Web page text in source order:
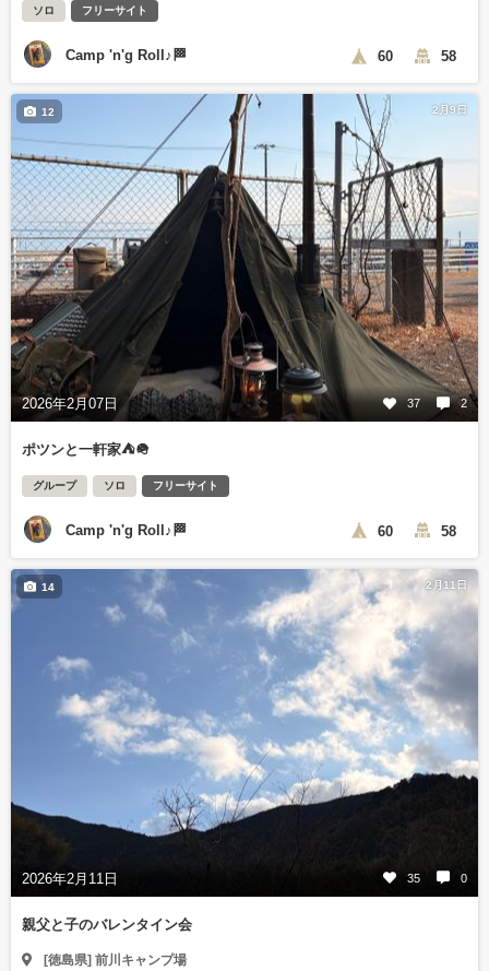
ソロ フリーサイト
Camp 'n'g Roll♪🏁 60 58
2月9日
2026年2月07日 37 2
12
ポツンと一軒家⛺️🪖
グループ ソロ フリーサイト
Camp 'n'g Roll♪🏁 60 58
2月11日
2026年2月11日 35 0
14
親父と子のバレンタイン会
[徳島県] 前川キャンプ場